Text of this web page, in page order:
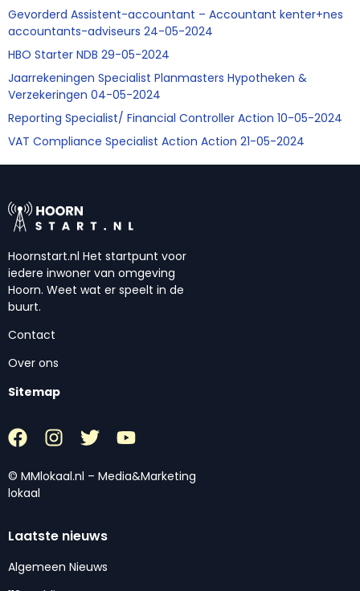
Gevorderd Assistent-accountant – Accountant kenter+nes
accountants-adviseurs 24-05-2024
HBO Starter NDB 29-05-2024
Jaarrekeningen Specialist Planmasters Hypotheken &
Verzekeringen 04-05-2024
Reporting Specialist/ Financial Controller Action 10-05-2024
VAT Compliance Specialist Action Action 21-05-2024
Hoornstart.nl Het startpunt voor
iedere inwoner van omgeving
Hoorn. Weet wat er speelt in de
buurt.
Contact
Over ons
Sitemap
© MMlokaal.nl – Media&Marketing
lokaal
Laatste nieuws
Algemeen Nieuws